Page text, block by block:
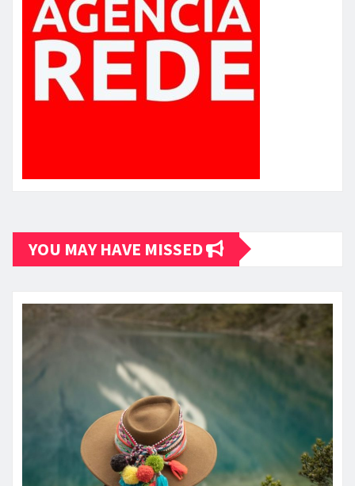
YOU MAY HAVE MISSED